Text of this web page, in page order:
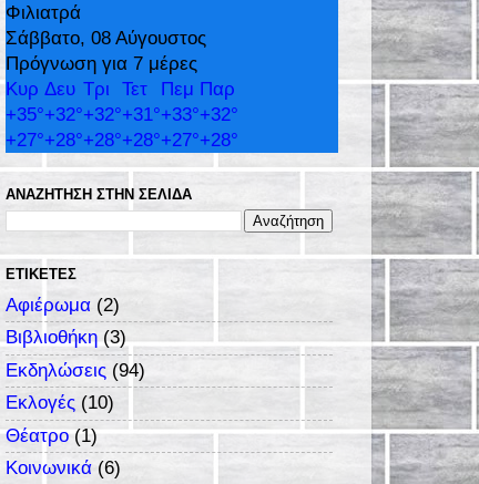
Φιλιατρά
Σάββατο, 08 Αύγουστος
Πρόγνωση για 7 μέρες
Κυρ Δευ Τρι Τετ Πεμ Παρ
+35°+32°+32°+31°+33°+32°
+27°+28°+28°+28°+27°+28°
ΑΝΑΖΉΤΗΣΗ ΣΤΗΝ ΣΕΛΊΔΑ
ΕΤΙΚΈΤΕΣ
Αφιέρωμα (2)
Βιβλιοθήκη (3)
Εκδηλώσεις (94)
Εκλογές (10)
Θέατρο (1)
Κοινωνικά (6)